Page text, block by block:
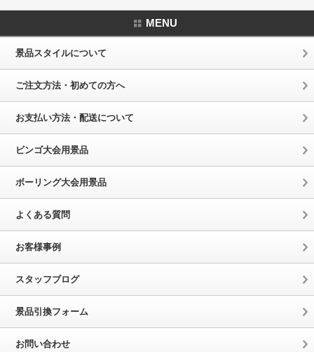
MENU
景品スタイルについて
ご注文方法・初めての方へ
お支払い方法・配送について
ビンゴ大会用景品
ボーリング大会用景品
よくある質問
お客様事例
スタッフブログ
景品引換フォーム
お問い合わせ